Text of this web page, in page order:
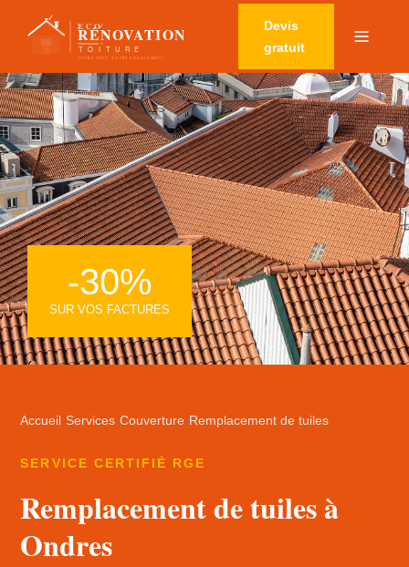
Devis
gratuit
Accueil ›Services›Couverture› Remplacement de tuiles
SERVICE CERTIFIÉ RGE
Remplacement de tuiles à
Ondres
-30%
SUR VOS FACTURES